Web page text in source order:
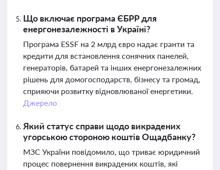
Що включає програма ЄБРР для
енергонезалежності в Україні?
Програма ESSF на 2 млрд євро надає гранти та
кредити для встановлення сонячних панелей,
генераторів, батарей та інших енергонезалежних
рішень для домогосподарств, бізнесу та громад,
сприяючи розвитку відновлюваної енергетики.
Джерело
Який статус справи щодо викрадених
угорською стороною коштів Ощадбанку?
МЗС України повідомило, що триває юридичний
процес повернення викрадених коштів, які